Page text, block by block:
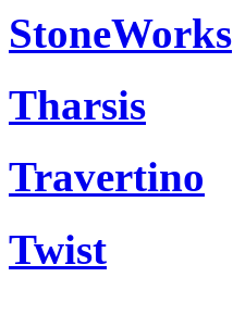
StoneWorks
Tharsis
Travertino
Twist